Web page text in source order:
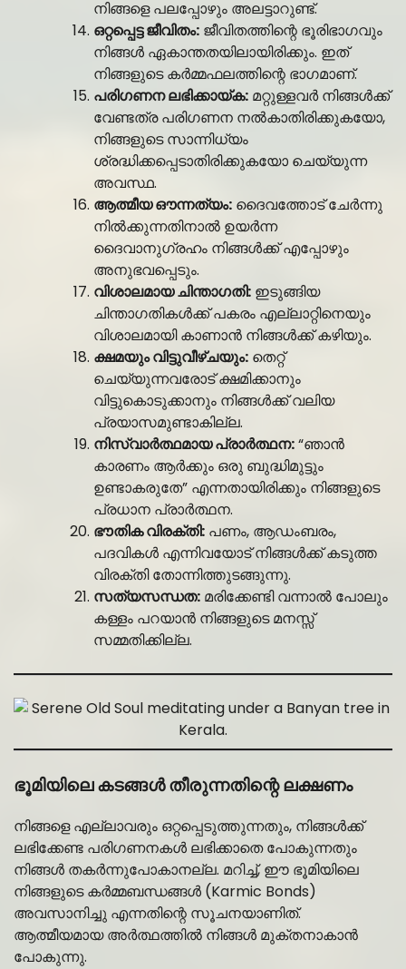
നിങ്ങളെ പലപ്പോഴും അലട്ടാറുണ്ട്.
ഒറ്റപ്പെട്ട ജീവിതം: ജീവിതത്തിന്റെ ഭൂരിഭാഗവും
നിങ്ങൾ ഏകാന്തതയിലായിരിക്കും. ഇത്
നിങ്ങളുടെ കർമ്മഫലത്തിന്റെ ഭാഗമാണ്.
പരിഗണന ലഭിക്കായ്ക: മറ്റുള്ളവർ നിങ്ങൾക്ക്
വേണ്ടത്ര പരിഗണന നൽകാതിരിക്കുകയോ,
നിങ്ങളുടെ സാന്നിധ്യം
ശ്രദ്ധിക്കപ്പെടാതിരിക്കുകയോ ചെയ്യുന്ന
അവസ്ഥ.
ആത്മീയ ഔന്നത്യം: ദൈവത്തോട് ചേർന്നു
നിൽക്കുന്നതിനാൽ ഉയർന്ന
ദൈവാനുഗ്രഹം നിങ്ങൾക്ക് എപ്പോഴും
അനുഭവപ്പെടും.
വിശാലമായ ചിന്താഗതി: ഇടുങ്ങിയ
ചിന്താഗതികൾക്ക് പകരം എല്ലാറ്റിനെയും
വിശാലമായി കാണാൻ നിങ്ങൾക്ക് കഴിയും.
ക്ഷമയും വിട്ടുവീഴ്ചയും: തെറ്റ്
ചെയ്യുന്നവരോട് ക്ഷമിക്കാനും
വിട്ടുകൊടുക്കാനും നിങ്ങൾക്ക് വലിയ
പ്രയാസമുണ്ടാകില്ല.
നിസ്വാർത്ഥമായ പ്രാർത്ഥന:“ഞാൻ
കാരണം ആർക്കും ഒരു ബുദ്ധിമുട്ടും
ഉണ്ടാകരുതേ” എന്നതായിരിക്കും നിങ്ങളുടെ
പ്രധാന പ്രാർത്ഥന.
ഭൗതിക വിരക്തി: പണം, ആഡംബരം,
പദവികൾ എന്നിവയോട് നിങ്ങൾക്ക് കടുത്ത
വിരക്തി തോന്നിത്തുടങ്ങുന്നു.
സത്യസന്ധത: മരിക്കേണ്ടി വന്നാൽ പോലും
കള്ളം പറയാൻ നിങ്ങളുടെ മനസ്സ്
സമ്മതിക്കില്ല.
ഭൂമിയിലെ കടങ്ങൾ തീരുന്നതിന്റെ ലക്ഷണം
നിങ്ങളെ എല്ലാവരും ഒറ്റപ്പെടുത്തുന്നതും, നിങ്ങൾക്ക്
ലഭിക്കേണ്ട പരിഗണനകൾ ലഭിക്കാതെ പോകുന്നതും
നിങ്ങൾ തകർന്നുപോകാനല്ല. മറിച്ച്, ഈ ഭൂമിയിലെ
നിങ്ങളുടെ കർമ്മബന്ധങ്ങൾ (Karmic Bonds)
അവസാനിച്ചു എന്നതിന്റെ സൂചനയാണിത്.
ആത്മീയമായ അർത്ഥത്തിൽ നിങ്ങൾ മുക്തനാകാൻ
പോകുന്നു.